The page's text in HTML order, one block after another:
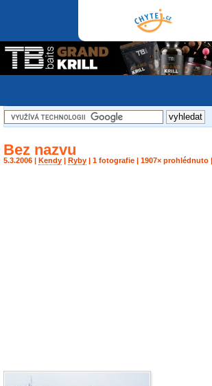
Bez nazvu
5.3.2006 | Kendy Ryby | 1 fotografie | 1907× prohlédnuto